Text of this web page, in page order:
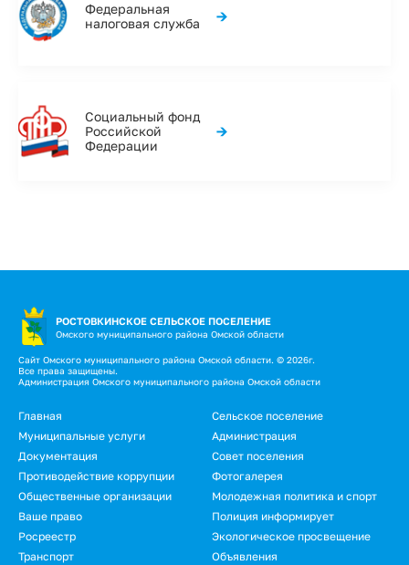
Федеральная
налоговая служба
→
Социальный фонд
Российской
Федерации
→
РОСТОВКИНСКОЕ СЕЛЬСКОЕ ПОСЕЛЕНИЕ
Омского муниципального района Омской области
Сайт Омского муниципального района Омской области. © 2026г.
Все права защищены.
Администрация Омского муниципального района Омской области
Подвал
Главная
Сельское поселение
Муниципальные услуги
Администрация
Документация
Совет поселения
Противодействие коррупции
Фотогалерея
Общественные организации
Молодежная политика и спорт
Ваше право
Полиция информирует
Росреестр
Экологическое просвещение
Транспорт
Объявления